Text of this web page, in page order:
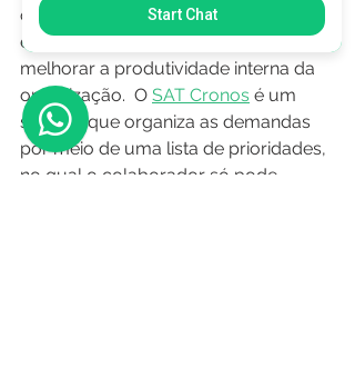
organização no ambiente de trabalho
é procurar por softwares que visam
melhorar a produtividade interna da
organização.  O SAT Cronos é um
sistema que organiza as demandas
por meio de uma lista de prioridades,
no qual o colaborador só pode
Start Chat